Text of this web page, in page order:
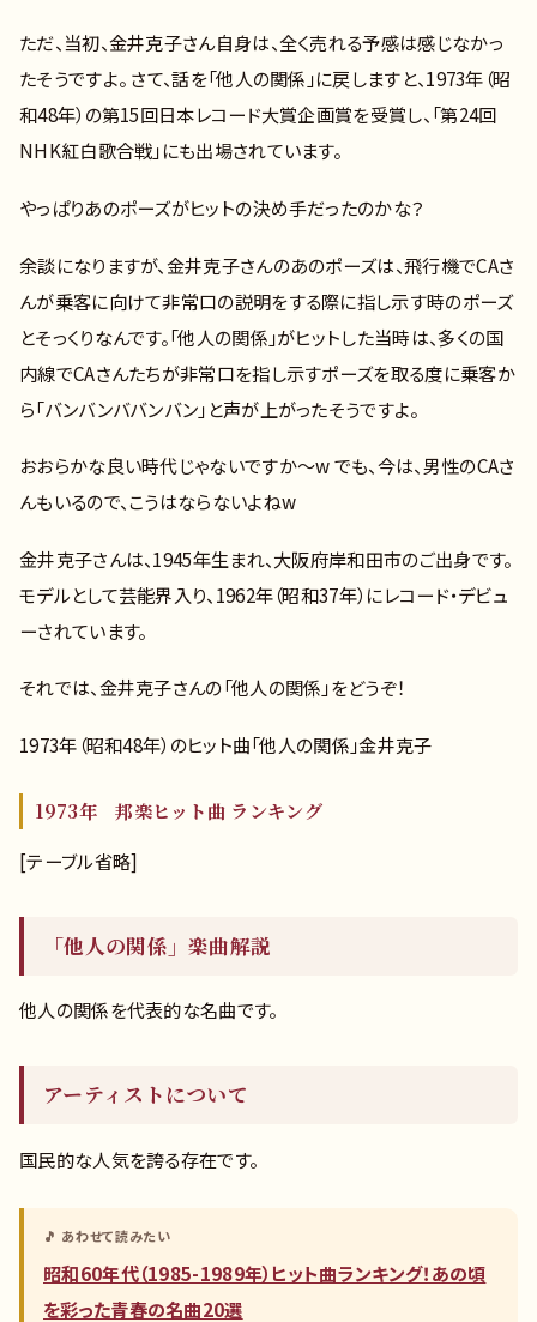
ただ、当初、金井克子さん自身は、全く売れる予感は感じなかっ
たそうですよ。 さて、話を「他人の関係」に戻しますと、1973年（昭
和48年）の第15回日本レコード大賞企画賞を受賞し、「第24回
NHK紅白歌合戦」にも出場されています。
やっぱりあのポーズがヒットの決め手だったのかな？
余談になりますが、金井克子さんのあのポーズは、飛行機でCAさ
んが乗客に向けて非常口の説明をする際に指し示す時のポーズ
とそっくりなんです。「他人の関係」がヒットした当時は、多くの国
内線でCAさんたちが非常口を指し示すポーズを取る度に乗客か
ら「バンバンババンバン」と声が上がったそうですよ。
おおらかな良い時代じゃないですか～w でも、今は、男性のCAさ
んもいるので、こうはならないよねw
金井克子さんは、1945年生まれ、大阪府岸和田市のご出身です。
モデルとして芸能界入り、1962年（昭和37年）にレコード・デビュ
ーされています。
それでは、金井克子さんの「他人の関係」をどうぞ！
1973年（昭和48年）のヒット曲「他人の関係」金井克子
1973年 邦楽ヒット曲 ランキング
[テーブル省略]
「他人の関係」楽曲解説
他人の関係を代表的な名曲です。
アーティストについて
国民的な人気を誇る存在です。
🎵 あわせて読みたい
昭和60年代（1985-1989年）ヒット曲ランキング！あの頃
を彩った青春の名曲20選